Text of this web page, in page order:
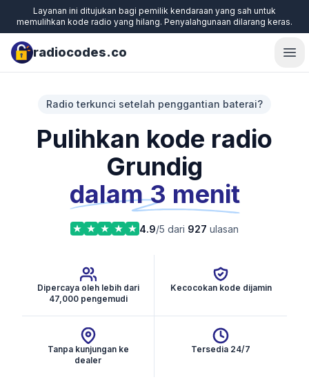
Layanan ini ditujukan bagi pemilik kendaraan yang sah untuk
memulihkan kode radio yang hilang. Penyalahgunaan dilarang keras.
radiocodes.co
Radio terkunci setelah penggantian baterai?
Pulihkan kode radio
Grundig
dalam 3 menit
4.9/5 dari 927 ulasan
Dipercaya oleh lebih dari
47,000 pengemudi
Kecocokan kode dijamin
Tanpa kunjungan ke
dealer
Tersedia 24/7